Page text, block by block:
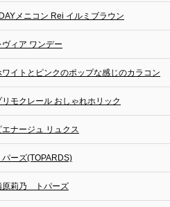
メニコン Rei イルミブラウン
ヴィア ワンデー
ワイトとピンクのポップな感じのカラコン
リモクレール おしゃれホリック
エナージュ リュクス
パーズ(TOPARDS)
原莉乃 トパーズ